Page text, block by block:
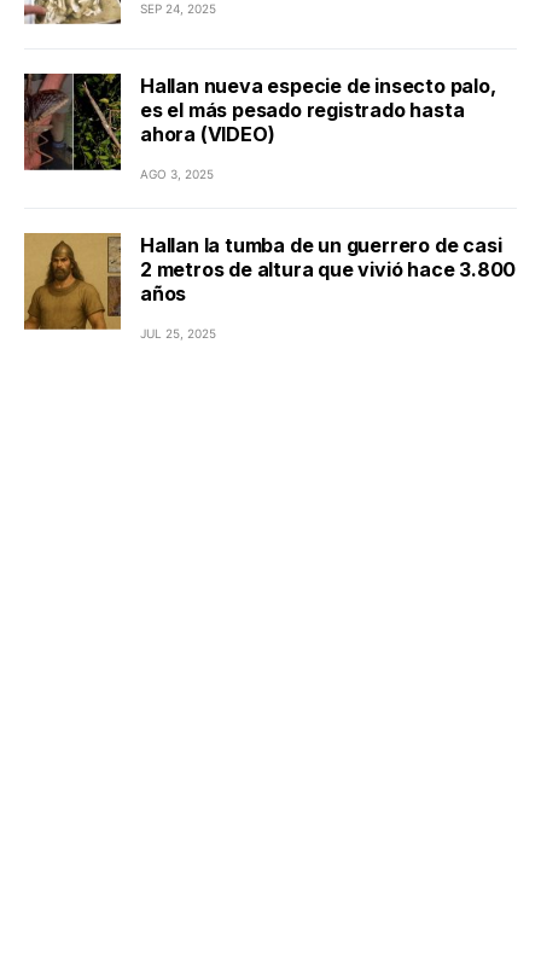
SEP 24, 2025
Hallan nueva especie de insecto palo,
es el más pesado registrado hasta
ahora (VIDEO)
AGO 3, 2025
Hallan la tumba de un guerrero de casi
2 metros de altura que vivió hace 3.800
años
JUL 25, 2025